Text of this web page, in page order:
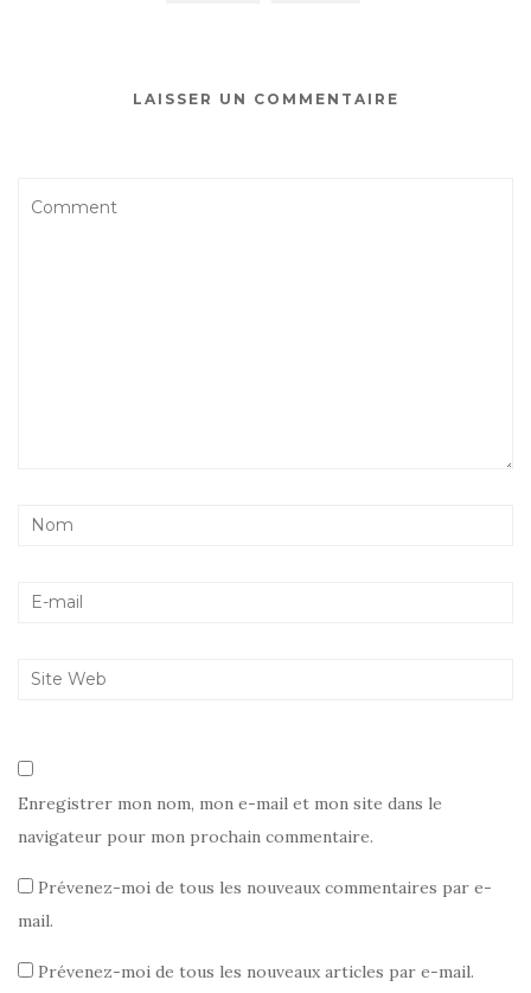
LAISSER UN COMMENTAIRE
Enregistrer mon nom, mon e-mail et mon site dans le
navigateur pour mon prochain commentaire.
Prévenez-moi de tous les nouveaux commentaires par e-
mail.
Prévenez-moi de tous les nouveaux articles par e-mail.